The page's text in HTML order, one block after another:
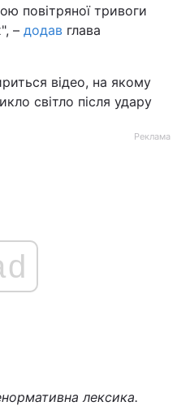
повітряної тривоги
– додав глава
відео, на якому
світло після удару
Реклама
лексика.